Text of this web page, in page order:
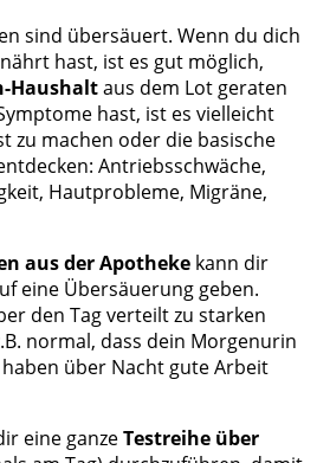
sind übersäuert. Wenn du dich
hast, ist es gut möglich,
Haushaltaus dem Lot geraten
hast, ist es vielleicht
zu machen oder die basische
Antriebsschwäche,
Hautprobleme, Migräne,
aus der Apotheke kann dir
eine Übersäuerung geben.
den Tag verteilt zu starken
normal, dass dein Morgenurin
über Nacht gute Arbeit
eine ganzeTestreihe über